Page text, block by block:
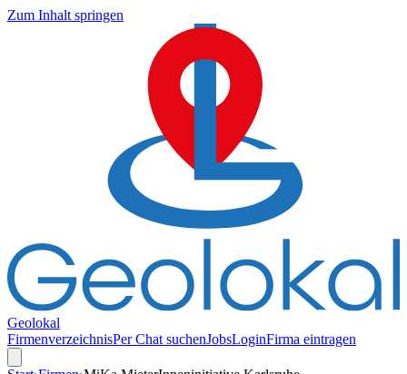
Zum Inhalt springen
Geolokal
FirmenverzeichnisPer Chat suchenJobsLoginFirma eintragen